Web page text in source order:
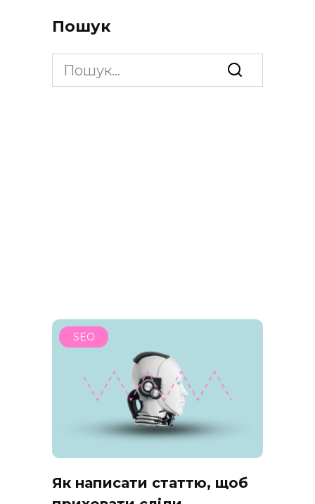
Пошук
Search
for:
SEO
Як написати статтю, щоб